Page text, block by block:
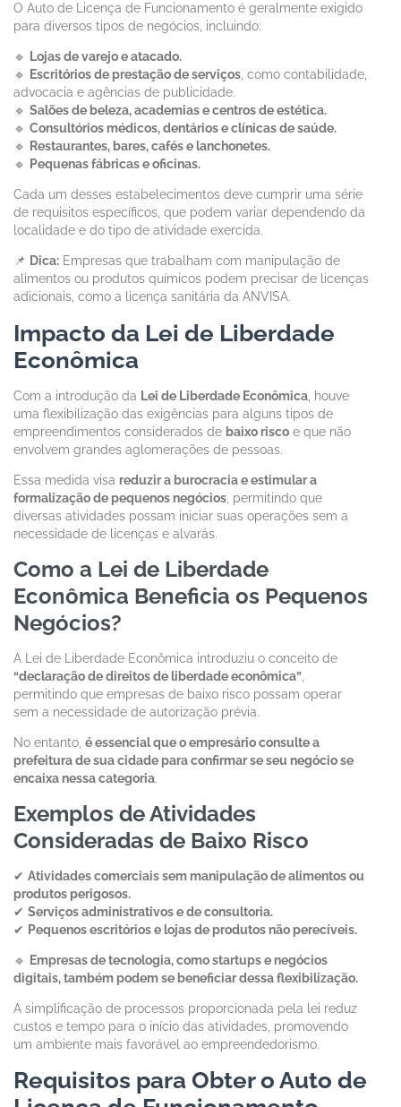
O Auto de Licença de Funcionamento é geralmente exigido
para diversos tipos de negócios, incluindo:
🔹
Lojas de varejo e atacado.
🔹
Escritórios de prestação de serviços , como contabilidade,
advocacia e agências de publicidade.
🔹 Salões de beleza, academias e centros de estética.
🔹 Consultórios médicos, dentários e clínicas de saúde.
🔹
Restaurantes, bares, cafés e lanchonetes.
🔹
Pequenas fábricas e oficinas.
Cada um desses estabelecimentos deve cumprir uma série
de requisitos específicos, que podem variar dependendo da
localidade e do tipo de atividade exercida.
📌 Dica: Empresas que trabalham com manipulação de
alimentos ou produtos químicos podem precisar de licenças
adicionais, como a licença sanitária da ANVISA.
Impacto da Lei de Liberdade
Econômica
Com a introdução da Lei de Liberdade Econômica, houve
uma flexibilização das exigências para alguns tipos de
empreendimentos considerados de baixo risco e que não
envolvem grandes aglomerações de pessoas.
Essa medida visa reduzir a burocracia e estimular a
formalização de pequenos negócios, permitindo que
diversas atividades possam iniciar suas operações sem a
necessidade de licenças e alvarás.
Como a Lei de Liberdade
Econômica Beneficia os Pequenos
Negócios?
A Lei de Liberdade Econômica introduziu o conceito de
“declaração de direitos de liberdade econômica”
permitindo que empresas de baixo risco possam operar
sem a necessidade de autorização prévia.
No entanto, é essencial que o empresário consulte a
prefeitura de sua cidade para confirmar se seu negócio se
encaixa nessa categoria.
Exemplos de Atividades
Consideradas de Baixo Risco
✔ Atividades comerciais sem manipulação de alimentos ou
produtos perigosos.
✔ Serviços administrativos e de consultoria.
✔ Pequenos escritórios e lojas de produtos não perecíveis.
🔹
Empresas de tecnologia, como startups e negócios
digitais, também podem se beneficiar dessa flexibilização.
A simplificação de processos proporcionada pela lei reduz
custos e tempo para o início das atividades, promovendo
um ambiente mais favorável ao empreendedorismo.
Requisitos para Obter o Auto de